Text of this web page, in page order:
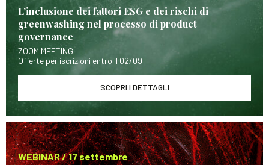
L’inclusione dei fattori ESG e dei rischi di
greenwashing nel processo di product
governance
ZOOM MEETING
Offerte per iscrizioni entro il 02/09
SCOPRI I DETTAGLI
WEBINAR / 17 settembre